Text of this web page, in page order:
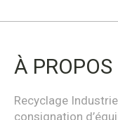
À PROPOS
Recyclage
consignation